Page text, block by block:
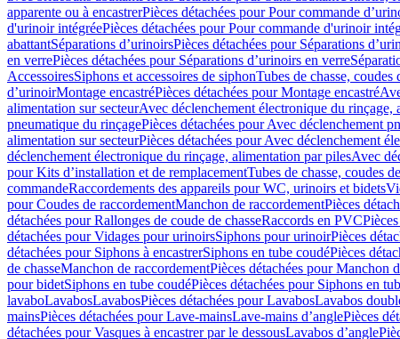
apparente ou à encastrerPièces détachées pour Pour commande
d'urinoir intégréePièces détachées pour Pour commande d'urinoir
abattantSéparations d’urinoirsPièces détachées pour Séparations
en verrePièces détachées pour Séparations d’urinoirs en verre
AccessoiresSiphons et accessoires de siphonTubes de chasse, coudes
dʼurinoirMontage encastréPièces détachées pour Montage encastré
alimentation sur secteurAvec déclenchement électronique du rinçage,
pneumatique du rinçagePièces détachées pour Avec déclenchement
alimentation sur secteurPièces détachées pour Avec déclenchement
déclenchement électronique du rinçage, alimentation par pilesAvec
pour Kits d’installation et de remplacementTubes de chasse, coudes
commandeRaccordements des appareils pour WC, urinoirs et bidets
pour Coudes de raccordementManchon de raccordementPièces
détachées pour Rallonges de coude de chasseRaccords en PVC
détachées pour Vidages pour urinoirsSiphons pour urinoirPièces
détachées pour Siphons à encastrerSiphons en tube coudéPièces
de chasseManchon de raccordementPièces détachées pour Manchon
pour bidetSiphons en tube coudéPièces détachées pour Siphons en
lavaboLavabosLavabosPièces détachées pour LavabosLavabos
mainsPièces détachées pour Lave-mainsLave-mains d’anglePièces
détachées pour Vasques à encastrer par le dessousLavabos d’angle